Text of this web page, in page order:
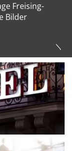
Freising-
Bilder